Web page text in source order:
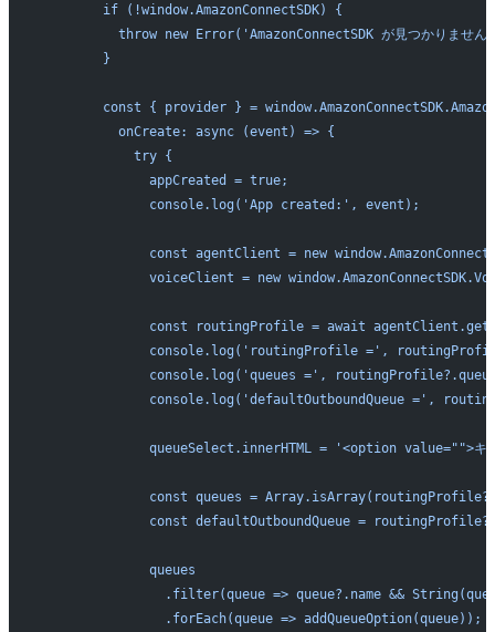
        if (!window.AmazonConnectSDK) {
throw new Error('AmazonConnectSDK が見つかりません
        }
const { provider } =
          onCreate: async (event) => {
            try {
              appCreated = true;
              console.log('App created:', event);
const agentClient = new
voiceClient = new
const routingProfile = await
console.log('routingProfile =',
console.log('queues =',
console.log('defaultOutboundQueue =',
queueSelect.innerHTML = '<option value="">キュ
const queues =
const defaultOutboundQueue =
              queues
.filter(queue => queue?.name &&
                .forEach(queue => addQueueOption(queue));